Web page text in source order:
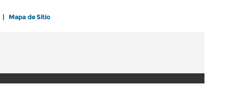
Mapa de Sitio